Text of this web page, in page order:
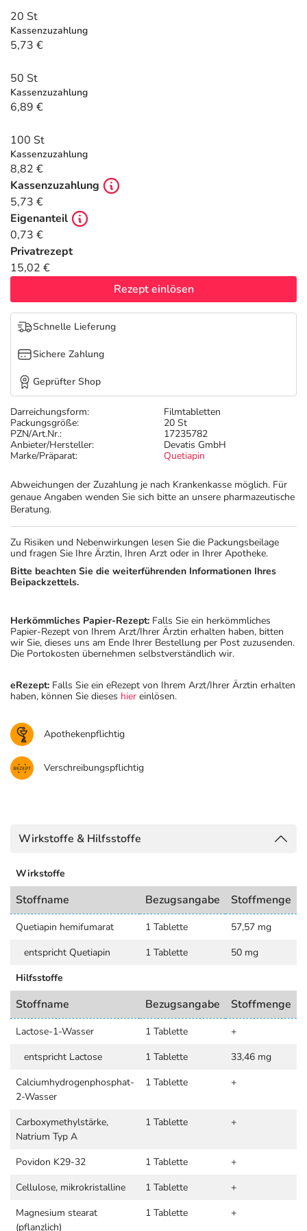
Tierapotheke
Vitamine & Mineralstoffe
Salus Deals
Darreichungsform:
Filmtabletten
Packungsgröße:
20 St
PZN/Art.Nr.:
17235782
Anbieter/Hersteller:
Devatis GmbH
Marke/Präparat:
Quetiapin
Abweichungen der Zuzahlung je nach Krankenkasse möglich. Für
genaue Angaben wenden Sie sich bitte an unsere pharmazeutische
Beratung.
20 St
Kassenzuzahlung
5,73 €
50 St
Kassenzuzahlung
6,89 €
100 St
Kassenzuzahlung
8,82 €
Kassenzuzahlung
5,73 €
Eigenanteil
0,73 €
Privatrezept
15,02 €
Rezept einlösen
Schnelle Lieferung
Sichere Zahlung
Geprüfter Shop
Zu Risiken und Nebenwirkungen lesen Sie die Packungsbeilage
und fragen Sie Ihre Ärztin, Ihren Arzt oder in Ihrer Apotheke.
Bitte beachten Sie die weiterführenden Informationen Ihres
Beipackzettels.
Herkömmliches Papier-Rezept: Falls Sie ein herkömmliches
Papier-Rezept von Ihrem Arzt/Ihrer Ärztin erhalten haben, bitten
wir Sie, dieses uns am Ende Ihrer Bestellung per Post zuzusenden.
Die Portokosten übernehmen selbstverständlich wir.
eRezept: Falls Sie ein eRezept von Ihrem Arzt/Ihrer Ärztin erhalten
haben, können Sie dieses hier einlösen.
Apothekenpflichtig
Verschreibungspflichtig
Wirkstoffe & Hilfsstoffe
Wirkstoffe
Stoffname Bezugsangabe Stoffmenge
Quetiapin hemifumarat 1 Tablette
57,57 mg
entspricht Quetiapin
1 Tablette
50 mg
Hilfsstoffe
Stoffname Bezugsangabe Stoffmenge
Lactose-1-Wasser 1 Tablette
+
entspricht Lactose
1 Tablette
33,46 mg
Calciumhydrogenphosphat-
2-Wasser
1 Tablette +
Carboxymethylstärke,
Natrium Typ A
1 Tablette +
Povidon K29-32 1 Tablette
+
Cellulose, mikrokristalline
1 Tablette
+
Magnesium stearat
(pflanzlich)
1 Tablette +